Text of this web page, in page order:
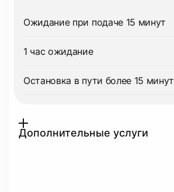
Ожидание при подаче 15 минут
1 час ожидание
Остановка в пути более 15 минут
Дополнительные услуги